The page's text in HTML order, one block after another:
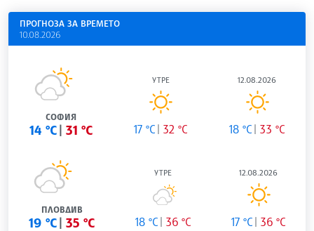
ПРОГНОЗА ЗА ВРЕМЕТО
10.08.2026
СОФИЯ
14 °C 31 °C
УТРЕ
17 °C 32 °C
12.08.2026
18 °C 33 °C
ПЛОВДИВ
19 °C 35 °C
УТРЕ
18 °C 36 °C
12.08.2026
17 °C 36 °C